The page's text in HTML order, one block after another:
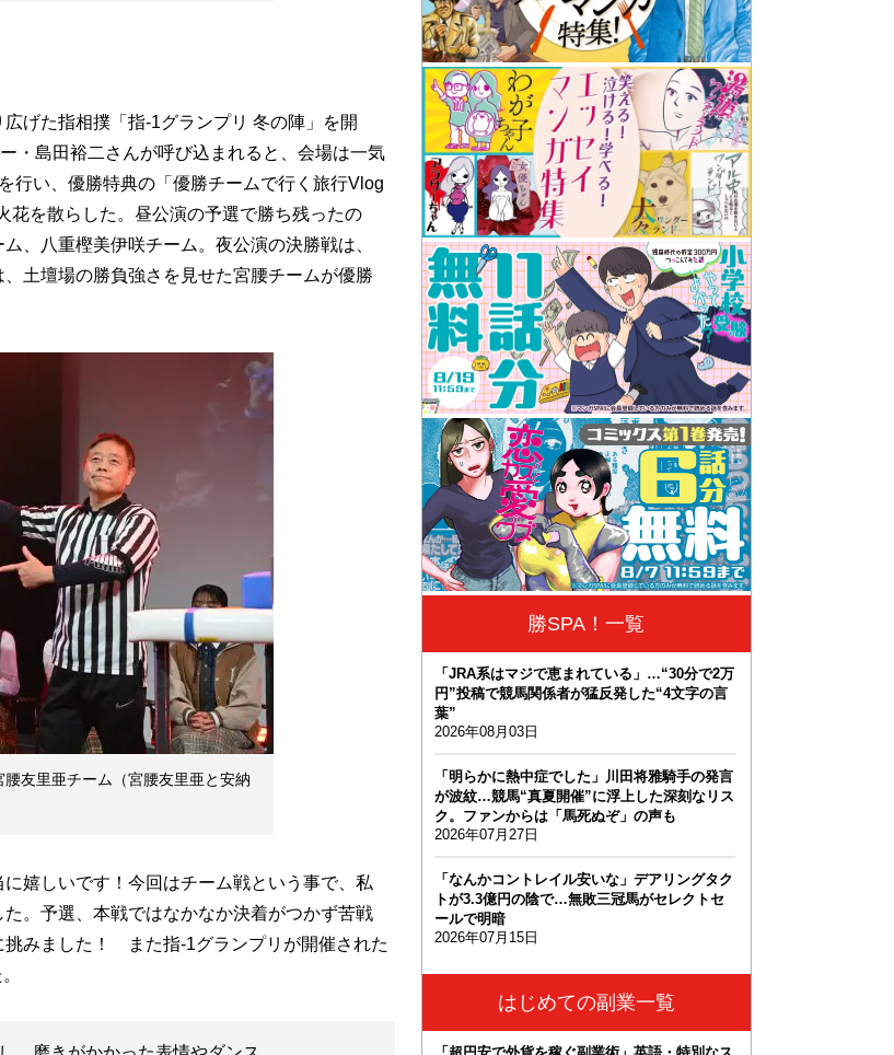
げた指相撲「指-1グランプリ 冬の陣」を開
・島田裕二さんが呼び込まれると、会場は一気
行い、優勝特典の「優勝チームで行く旅行Vlog
花を散らした。昼公演の予選で勝ち残ったの
、八重樫美伊咲チーム。夜公演の決勝戦は、
土壇場の勝負強さを見せた宮腰チームが優勝
友里亜チーム（宮腰友里亜と安納
嬉しいです！今回はチーム戦という事で、私
。予選、本戦ではなかなか決着がつかず苦戦
挑みました！ また指-1グランプリが開催された
勝SPA！一覧
「JRA系はマジで恵まれている」…“30分で2万
円”投稿で競馬関係者が猛反発した“4文字の言
葉”
2026年08月03日
「明らかに熱中症でした」川田将雅騎手の発言
が波紋…競馬“真夏開催”に浮上した深刻なリス
ク。ファンからは「馬死ぬぞ」の声も
2026年07月27日
「なんかコントレイル安いな」デアリングタク
トが3.3億円の陰で…無敗三冠馬がセレクトセ
ールで明暗
2026年07月15日
はじめての副業一覧